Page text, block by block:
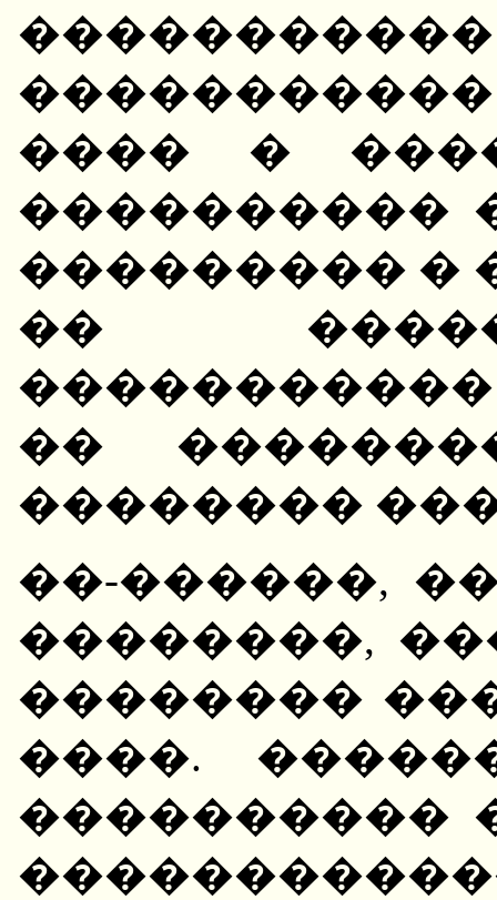
���� �
����������
��������� �
��
��
��������
��-������,
��������,
��������
����.
����������